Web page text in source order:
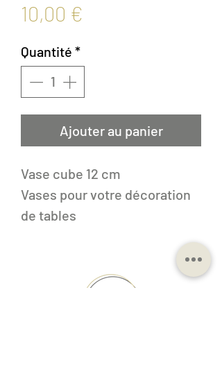
10,00 €
Quantité *
Ajouter au panier
Vase cube 12 cm
Vases pour votre décoration
de tables